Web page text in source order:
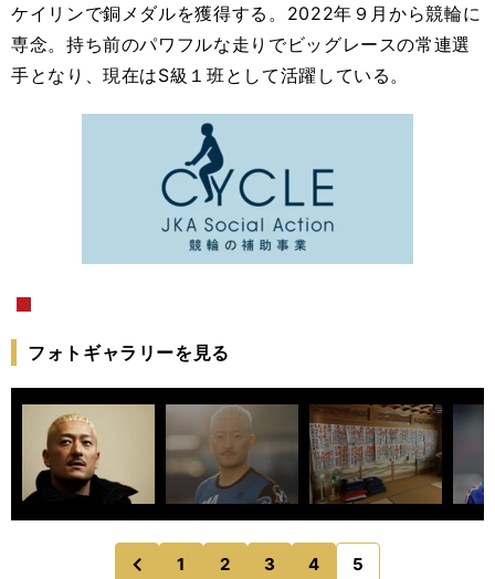
ケイリンで銅メダルを獲得する。2022年９月から競輪に
専念。持ち前のパワフルな走りでビッグレースの常連選
手となり、現在はS級１班として活躍している。
フォトギャラリーを見る
のページへ
1 2 3 4 5